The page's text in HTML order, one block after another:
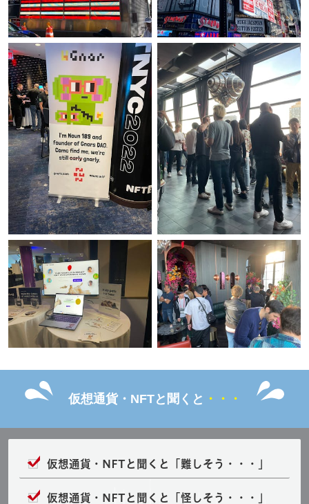
仮想通貨・NFTと聞くと ・・・
仮想通貨・NFTと聞くと「難しそう・・・」
仮想通貨・NFTと 聞くと「怪しそう・・・」